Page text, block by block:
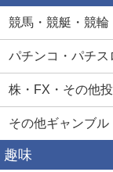
競馬・競艇・競輪
パチンコ・パチス
株・FX・その他
その他ギャンブル
趣味